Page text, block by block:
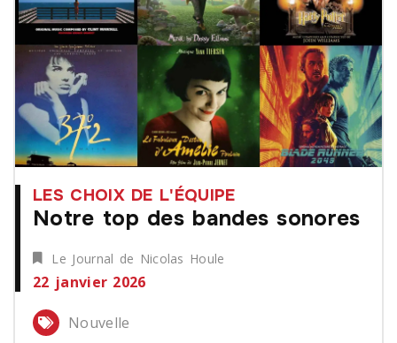
LES CHOIX DE L'ÉQUIPE
Notre top des bandes sonores
Le Journal de Nicolas Houle
22 janvier 2026
Nouvelle